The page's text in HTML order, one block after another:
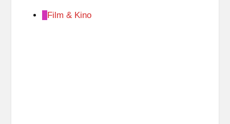
Film & Kino